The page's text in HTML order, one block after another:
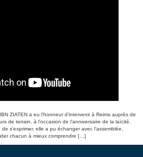
ZIATEN a eu l’honneur d’intervenir à Reims auprès de
de terrain, à l’occasion de l’anniversaire de la laïcité.
s’exprimer, elle a pu échanger avec l’assemblée,
chacun à mieux comprendre […]